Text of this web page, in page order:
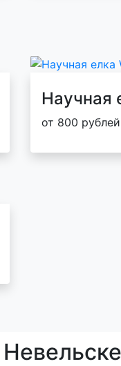
Научная
от 800 рублей